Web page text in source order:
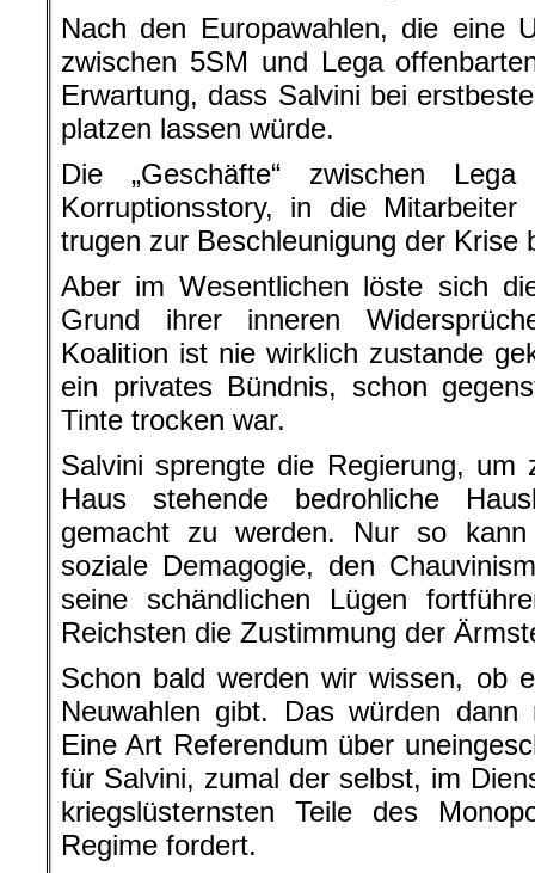
Nach den Europawahlen, die eine
zwischen 5SM und Lega
Erwartung, dass Salvini bei
platzen lassen würde.
Die „Geschäfte“ zwischen
Korruptionsstory, in die
trugen zur Beschleunigung der Krise
Aber im Wesentlichen löste sich
Grund ihrer inneren
Koalition ist nie wirklich zustande
ein privates Bündnis, schon
Tinte trocken war.
Salvini sprengte die Regierung,
Haus stehende bedrohliche
gemacht zu werden. Nur so
soziale Demagogie, den
seine schändlichen Lügen
Reichsten die Zustimmung der
Schon bald werden wir wissen, ob
Neuwahlen gibt. Das würden dann
Eine Art Referendum über
für Salvini, zumal der selbst, im
kriegslüsternsten Teile des
Regime fordert.